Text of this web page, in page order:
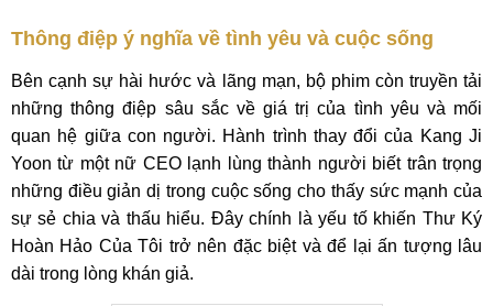
Thông điệp ý nghĩa về tình yêu và cuộc sống
Bên cạnh sự hài hước và lãng mạn, bộ phim còn truyền tải
những thông điệp sâu sắc về giá trị của tình yêu và mối
quan hệ giữa con người. Hành trình thay đổi của Kang Ji
Yoon từ một nữ CEO lạnh lùng thành người biết trân trọng
những điều giản dị trong cuộc sống cho thấy sức mạnh của
sự sẻ chia và thấu hiểu. Đây chính là yếu tố khiến Thư Ký
Hoàn Hảo Của Tôi trở nên đặc biệt và để lại ấn tượng lâu
dài trong lòng khán giả.